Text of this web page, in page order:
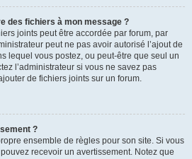
des fichiers à mon message ?
joints peut être accordée par forum, par
peut ne pas avoir autorisé l’ajout de
lequel vous postez, ou peut-être que seul un
l’administrateur si vous ne savez pas
de fichiers joints sur un forum.
?
ensemble de règles pour son site. Si vous
recevoir un avertissement. Notez que